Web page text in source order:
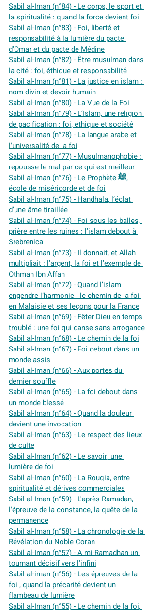
Sabil al-Iman (n°84) - Le corps, le sport et
la spiritualité : quand la force devient foi
Sabil al-Iman (n°83) - Foi, liberté et
responsabilité à la lumière du pacte
d’Omar et du pacte de Médine
Sabil al-Iman (n°82) - Être musulman dans
la cité : foi, éthique et responsabilité
Sabil al-Iman (n°81) - La justice en islam :
nom divin et devoir humain
Sabil al-Iman (n°80) - La Vue de la Foi
Sabil al-Iman (n°79) - L’Islam, une religion
de pacification : foi, éthique et société
Sabil al-Iman (n°78) - La langue arabe et
l'universalité de la foi
Sabil al-Iman (n°77) - Musulmanophobie :
repousse le mal par ce qui est meilleur
Sabil al-Iman (n°76) - Le Prophète ﷺ,
école de miséricorde et de foi
Sabil al-Iman (n°75) - Handhala, l’éclat
d’une âme tiraillée
Sabil al-Iman (n°74) - Foi sous les balles,
prière entre les ruines : l’islam debout à
Srebrenica
Sabil al-Iman (n°73) - Il donnait, et Allah
multipliait : l’argent, la foi et l’exemple de
Othman Ibn Affan
Sabil al-Iman (n°72) - Quand l’islam
engendre l’harmonie : le chemin de la foi
en Malaisie et ses leçons pour la France
Sabil al-Iman (n°69) - Fêter Dieu en temps
troublé : une foi qui danse sans arrogance
Sabil al-Iman (n°68) - Le chemin de la foi
Sabil al-Iman (n°67) - Foi debout dans un
monde assis
Sabil al-Iman (n°66) - Aux portes du
dernier souffle
Sabil al-Iman (n°65) - La foi debout dans
un monde blessé
Sabil al-Iman (n°64) - Quand la douleur
devient une invocation
Sabil al-Iman (n°63) - Le respect des lieux
de culte
Sabil al-Iman (n°62) - Le savoir, une
lumière de foi
Sabil al-Iman (n°60) - La Rouqia, entre
spiritualité et dérives commerciales
Sabil al-Iman (n°59) - L'après Ramadan,
l'épreuve de la constance, la quête de la
permanence
Sabil al-Iman (n°58) - La chronologie de la
Révélation du Noble Coran
Sabil al-Iman (n°57) - A mi-Ramadhan un
tournant décisif vers l'infini
Sabil al-iman (n°56) - Les épreuves de la
foi , quand la précarité devient un
flambeau de lumière
Sabil al-Iman (n°55) - Le chemin de la foi,